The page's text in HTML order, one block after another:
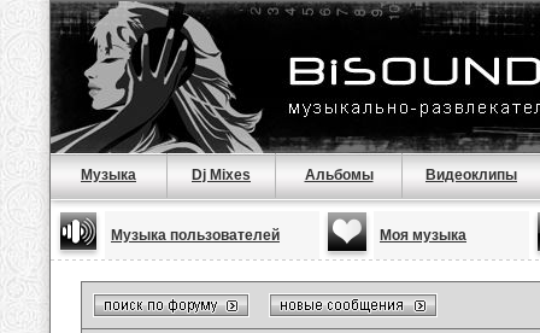
Музыка Dj Mixes Альбомы Видеоклипы
Музыка пользователей Моя музыка